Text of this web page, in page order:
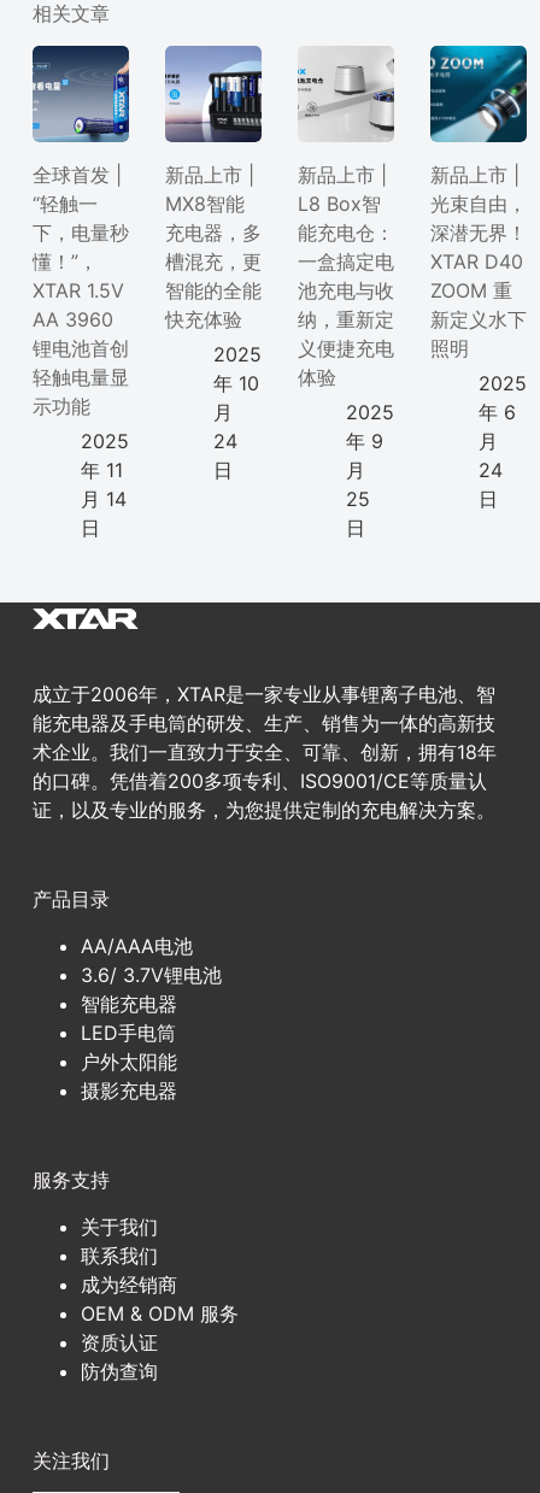
相关文章
全球首发 |
“轻触一
下，电量秒
懂！”，
XTAR 1.5V
AA 3960
锂电池首创
轻触电量显
示功能
2025
年 11
月 14
日
新品上市 |
MX8智能
充电器，多
槽混充，更
智能的全能
快充体验
2025
年 10
月
24
日
新品上市 |
L8 Box智
能充电仓：
一盒搞定电
池充电与收
纳，重新定
义便捷充电
体验
2025
年 9
月
25
日
新品上市 |
光束自由，
深潜无界！
XTAR D40
ZOOM 重
新定义水下
照明
2025
年 6
月
24
日
成立于2006年，XTAR是一家专业从事锂离子电池、智
能充电器及手电筒的研发、生产、销售为一体的高新技
术企业。我们一直致力于安全、可靠、创新，拥有18年
的口碑。凭借着200多项专利、ISO9001/CE等质量认
证，以及专业的服务，为您提供定制的充电解决方案。
产品目录
AA/AAA电池
3.6/ 3.7V锂电池
智能充电器
LED手电筒
户外太阳能
摄影充电器
服务支持
关于我们
联系我们
成为经销商
OEM & ODM 服务
资质认证
防伪查询
关注我们